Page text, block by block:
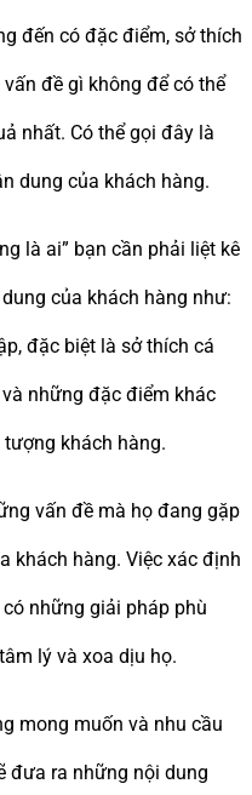
đến có đặc điểm, sở thích
đề gì không để có thể
nhất. Có thể gọi đây là
dung của khách hàng.
là ai” bạn cần phải liệt kê
của khách hàng như:
đặc biệt là sở thích cá
những đặc điểm khác
khách hàng.
vấn đề mà họ đang gặp
khách hàng. Việc xác định
những giải pháp phù
lý và xoa dịu họ.
mong muốn và nhu cầu
đưa ra những nội dung